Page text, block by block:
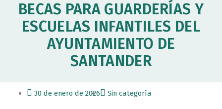
BECAS PARA GUARDERÍAS Y
ESCUELAS INFANTILES DEL
AYUNTAMIENTO DE
SANTANDER
30 de enero de 2026 Sin categoría